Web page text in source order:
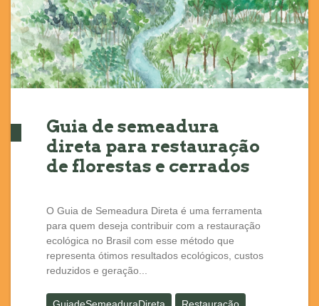
Guia de semeadura
direta para restauração
de florestas e cerrados
O Guia de Semeadura Direta é uma ferramenta
para quem deseja contribuir com a restauração
ecológica no Brasil com esse método que
representa ótimos resultados ecológicos, custos
reduzidos e geração...
GuiadeSemeaduraDireta Restauração